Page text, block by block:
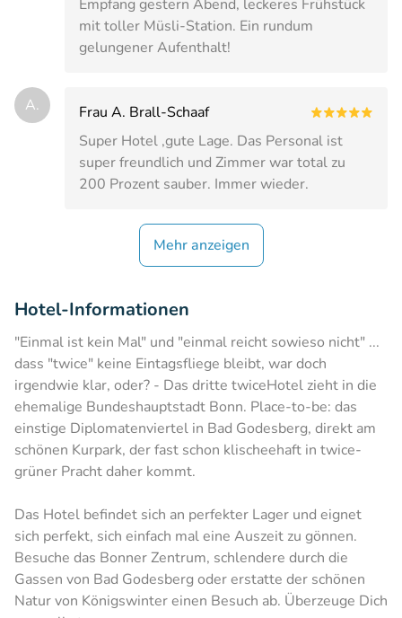
Empfang gestern Abend, leckeres Frühstück
mit toller Müsli-Station. Ein rundum
gelungener Aufenthalt!
A.
Frau A. Brall-Schaaf
Super Hotel ,gute Lage. Das Personal ist
super freundlich und Zimmer war total zu
200 Prozent sauber. Immer wieder.
Mehr anzeigen
Hotel-Informationen
"Einmal ist kein Mal" und "einmal reicht sowieso nicht" ...
dass "twice" keine Eintagsfliege bleibt, war doch
irgendwie klar, oder? - Das dritte twiceHotel zieht in die
ehemalige Bundeshauptstadt Bonn. Place-to-be: das
einstige Diplomatenviertel in Bad Godesberg, direkt am
schönen Kurpark, der fast schon klischeehaft in twice-
grüner Pracht daher kommt.
Das Hotel befindet sich an perfekter Lager und eignet
sich perfekt, sich einfach mal eine Auszeit zu gönnen.
Besuche das Bonner Zentrum, schlendere durch die
Gassen von Bad Godesberg oder erstatte der schönen
Natur von Königswinter einen Besuch ab. Überzeuge Dich